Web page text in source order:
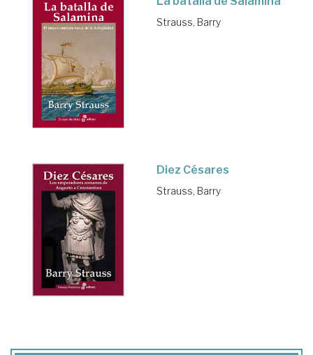
Strauss, Barry
Diez Césares
Strauss, Barry